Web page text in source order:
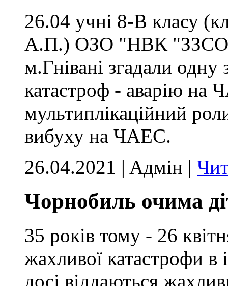
26.04 учні 8-В класу
А.П.) ОЗО "НВК "ЗЗСО
м.Гнівані згадали
катастроф - аварію на
мультиплікаційний
вибуху на ЧАЕС.
26.04.2021 | Aдмін |
Чорнобиль очима
35 років тому - 26
жахливої катастрофи в
досі віддаються